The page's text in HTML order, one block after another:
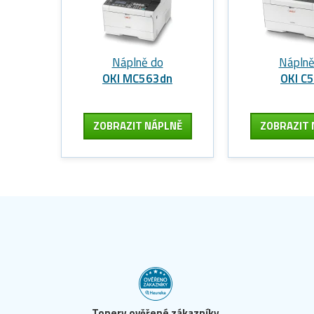
Náplně do
OKI MC563dn
ZOBRAZIT NÁPLNĚ
OKI
ZOBRAZIT